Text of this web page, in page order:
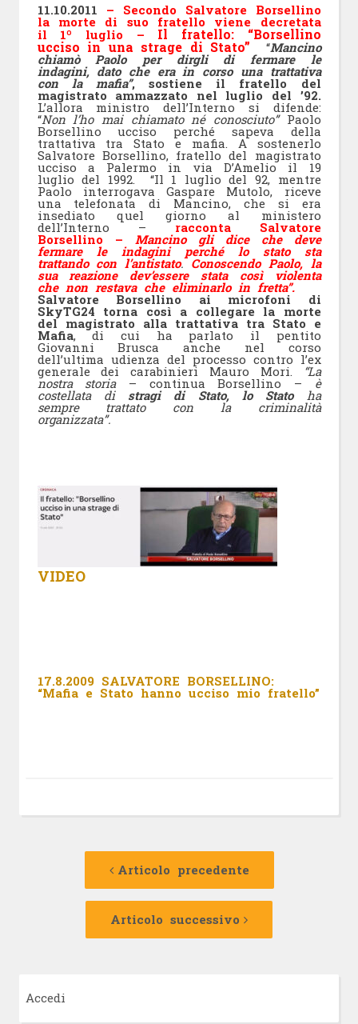
11.10.2011 – Secondo Salvatore Borsellino
la morte di suo fratello viene decretata
il 1º luglio – Il fratello: “Borsellino
ucciso in una strage di Stato” “Mancino
chiamò Paolo per dirgli di fermare le
indagini, dato che era in corso una trattativa
con la mafia”, sostiene il fratello del
magistrato ammazzato nel luglio del ’92.
L’allora ministro dell’Interno si difende:
“Non l’ho mai chiamato né conosciuto” Paolo
Borsellino ucciso perché sapeva della
trattativa tra Stato e mafia. A sostenerlo
Salvatore Borsellino, fratello del magistrato
ucciso a Palermo in via D’Amelio il 19
luglio del 1992. “Il 1 luglio del 92, mentre
Paolo interrogava Gaspare Mutolo, riceve
una telefonata di Mancino, che si era
insediato quel giorno al ministero
dell’Interno – racconta Salvatore
Borsellino – Mancino gli dice che deve
fermare le indagini perché lo stato sta
trattando con l’antistato. Conoscendo Paolo, la
sua reazione dev’essere stata così violenta
che non restava che eliminarlo in fretta”.
Salvatore Borsellino ai microfoni di
SkyTG24 torna così a collegare la morte
del magistrato alla trattativa tra Stato e
Mafia, di cui ha parlato il pentito
Giovanni Brusca anche nel corso
dell’ultima udienza del processo contro l’ex
generale dei carabinieri Mauro Mori. “La
nostra storia– continua Borsellino – è
costellata di stragi di Stato, lo Statoha
sempre trattato con la criminalità
organizzata”.
VIDEO
17.8.2009 SALVATORE BORSELLINO:
“Mafia e Stato hanno ucciso mio fratello”
Navigazione
Articolo precedente
Articolo
Articolo successivo
Articolo
Accedi